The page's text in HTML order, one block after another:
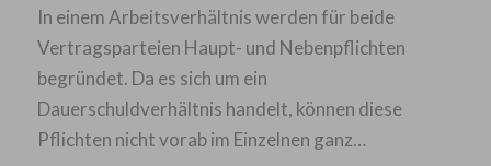
In einem Arbeitsverhältnis werden für beide
Vertragsparteien Haupt- und Nebenpflichten
begründet. Da es sich um ein
Dauerschuldverhältnis handelt, können diese
Pflichten nicht vorab im Einzelnen ganz…